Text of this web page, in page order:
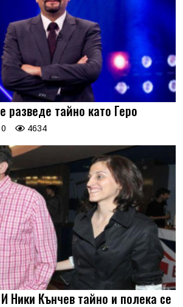
разведе тайно като Геро
0 4634
Ники Кънчев тайно и полека се